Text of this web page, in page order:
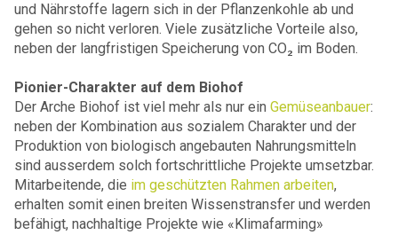
und Nährstoffe lagern sich in der Pflanzenkohle ab und
gehen so nicht verloren. Viele zusätzliche Vorteile also,
neben der langfristigen Speicherung von CO₂ im Boden.
Pionier-Charakter auf dem Biohof
Der Arche Biohof ist viel mehr als nur ein Gemüseanbauer:
neben der Kombination aus sozialem Charakter und der
Produktion von biologisch angebauten Nahrungsmitteln
sind ausserdem solch fortschrittliche Projekte umsetzbar.
Mitarbeitende, die im geschützten Rahmen arbeiten,
erhalten somit einen breiten Wissenstransfer und werden
befähigt, nachhaltige Projekte wie «Klimafarming»